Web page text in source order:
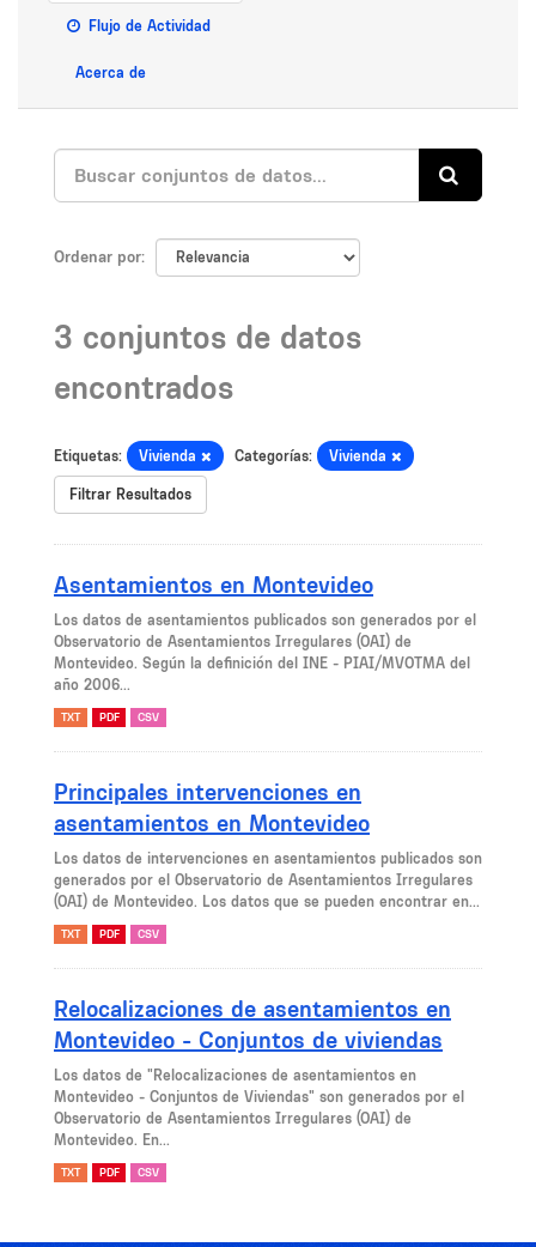
Flujo de Actividad
Acerca de
Ordenar por
3 conjuntos de datos
encontrados
Etiquetas: Vivienda Categorías: Vivienda
Filtrar Resultados
Asentamientos en Montevideo
Los datos de asentamientos publicados son generados por el
Observatorio de Asentamientos Irregulares (OAI) de
Montevideo. Según la definición del INE - PIAI/MVOTMA del
año 2006...
TXT PDF CSV
Principales intervenciones en
asentamientos en Montevideo
Los datos de intervenciones en asentamientos publicados son
generados por el Observatorio de Asentamientos Irregulares
(OAI) de Montevideo. Los datos que se pueden encontrar en...
TXT PDF CSV
Relocalizaciones de asentamientos en
Montevideo - Conjuntos de viviendas
Los datos de "Relocalizaciones de asentamientos en
Montevideo - Conjuntos de Viviendas" son generados por el
Observatorio de Asentamientos Irregulares (OAI) de
Montevideo. En...
TXT PDF CSV